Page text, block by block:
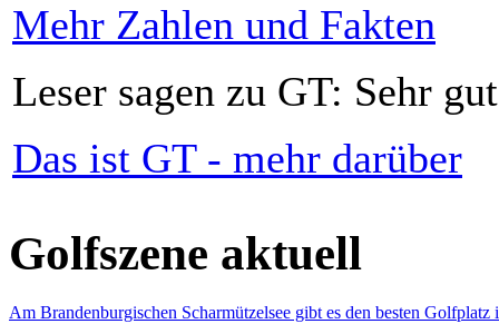
Mehr Zahlen und Fakten
Leser sagen zu GT: Sehr
Das ist GT - mehr darüber
Golfszene aktuell
Am Brandenburgischen Scharmützelsee gibt es den besten